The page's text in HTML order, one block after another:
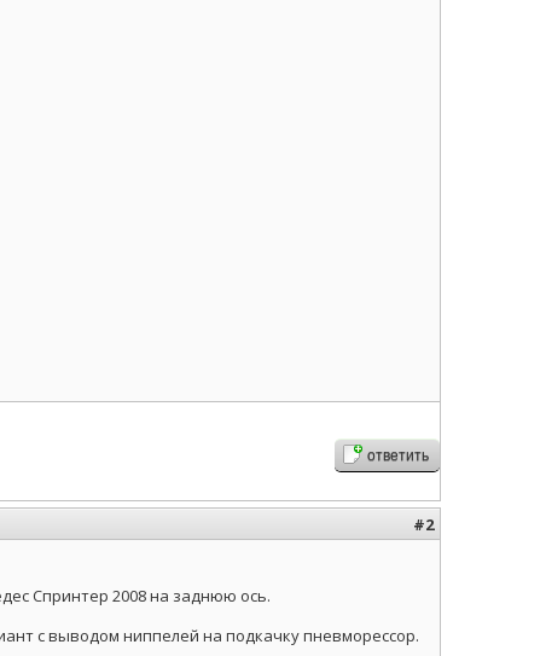
ответить
#2
Спринтер 2008 на заднюю ось.
с выводом ниппелей на подкачку пневморессор.